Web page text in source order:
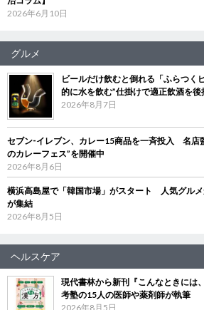
2026年6月10日
グルメ
ビールだけ飲むと倒れる「ふらつ
的に水を飲む”仕掛けで適正飲酒を後
2026年8月7日
セブン‐イレブン、カレー15商品を一斉投入 名店
のカレーフェス”を開催中
2026年8月6日
横浜高島屋で「韓国市場」がスタート 人気グル
が集結
2026年8月5日
ヘルスケア
現代書林から新刊『こんなときに
考塾の15人の医師や薬剤師が執筆
2026年8月5日